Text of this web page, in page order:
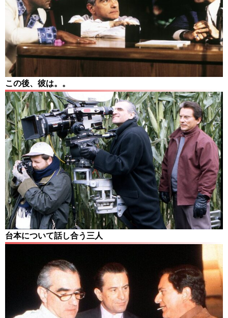
この後、彼は。。
台本について話し合う三人